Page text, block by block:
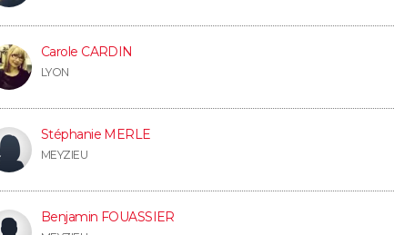
Carole CARDIN
LYON
Stéphanie MERLE
MEYZIEU
Benjamin FOUASSIER